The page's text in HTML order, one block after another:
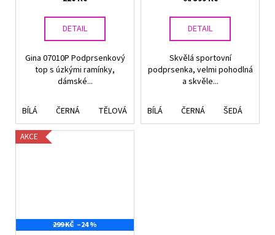
DETAIL
Gina 07010P Podprsenkový
top s úzkými ramínky,
dámské...
BÍLÁ ČERNÁ TĚLOVÁ RŮŽOVÁ 603 BRANDY
DETAIL
Skvělá sportovní
podprsenka, velmi pohodlná
a skvěle...
BÍLÁ ČERNÁ ŠEDÁ
AKCE
299 KČ –24 %